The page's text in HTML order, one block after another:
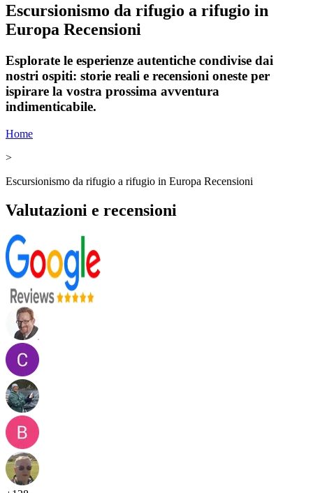
Escursionismo da rifugio a rifugio in
Europa Recensioni
Esplorate le esperienze autentiche condivise dai
nostri ospiti: storie reali e recensioni oneste per
ispirare la vostra prossima avventura
indimenticabile.
Home
>
Escursionismo da rifugio a rifugio in Europa Recensioni
Valutazioni e recensioni